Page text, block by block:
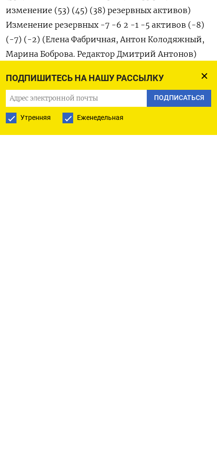
ПОДПИШИТЕСЬ НА НАШУ РАССЫЛКУ
ПОДПИСАТЬСЯ
Утренняя Еженедельная
изменение (53) (45) (38) резервных активов)
Изменение резервных -7 -6 2 -1 -5 активов (-8)
(-7) (-2) (Елена Фабричная, Антон Колодяжный,
Марина Боброва. Редактор Дмитрий Антонов)
ПОДПИСАТЬСЯ НА ТЕЛЕГРАМ
ПОДПИСАТЬСЯ В GOOGLE